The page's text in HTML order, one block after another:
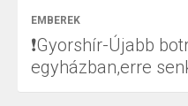
EMBEREK
❗Gyorshír-Újabb
egyházban,erre